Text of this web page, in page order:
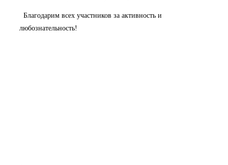
Благодарим всех участников за активность и
любознательность!